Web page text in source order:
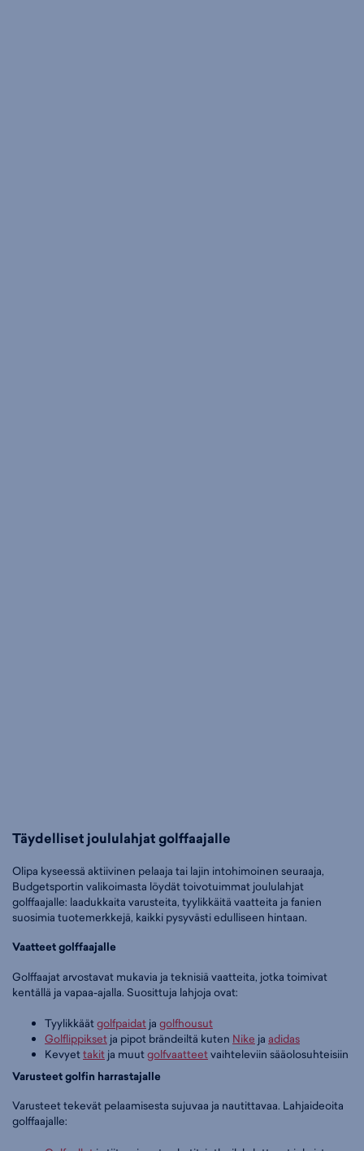
Täydelliset joululahjat golffaajalle
Olipa kyseessä aktiivinen pelaaja tai lajin intohimoinen seuraaja,
Budgetsportin valikoimasta löydät toivotuimmat joululahjat
golffaajalle: laadukkaita varusteita, tyylikkäitä vaatteita ja fanien
suosimia tuotemerkkejä, kaikki pysyvästi edulliseen hintaan.
Vaatteet golffaajalle
Golffaajat arvostavat mukavia ja teknisiä vaatteita, jotka toimivat
kentällä ja vapaa-ajalla. Suosittuja lahjoja ovat:
Tyylikkäätgolfpaidat ja golfhousut
Golflippikset ja pipot brändeiltä kuten Nike ja adidas
Kevyettakit ja muutgolfvaatteetvaihteleviin sääolosuhteisiin
Varusteet golfin harrastajalle
Varusteet tekevät pelaamisesta sujuvaa ja nautittavaa. Lahjaideoita
golffaajalle: